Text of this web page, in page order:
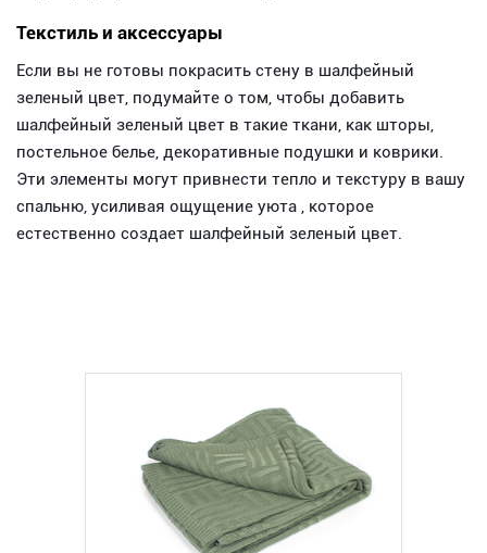
Текстиль и аксессуары
Если вы не готовы покрасить стену в шалфейный
зеленый цвет, подумайте о том, чтобы добавить
шалфейный зеленый цвет в такие ткани, как шторы,
постельное белье, декоративные подушки и коврики.
Эти элементы могут привнести тепло и текстуру в вашу
спальню, усиливая ощущение уюта , которое
естественно создает шалфейный зеленый цвет.